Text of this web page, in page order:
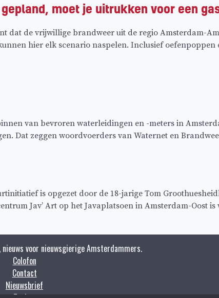
moet je uitrukken voor een
dat de vrijwillige brandweer uit de regio Amsterdam-
hier elk scenario naspelen. Inclusief oefenpoppen
van bevroren waterleidingen en -meters in
Dat zeggen woordvoerders van Waternet en
is opgezet door de 18-jarige Tom
Jav’ Art op het Javaplatsoen in Amsterdam-Oost
voor nieuwsgierige Amsterdammers.
Colofon
Contact
Nieuwsbrief